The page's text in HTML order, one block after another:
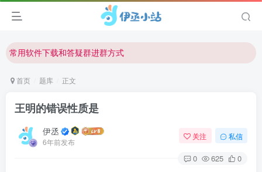
欢迎反馈网站中存在的问题和建议！
常用软件下载和答疑群进群方式
欢迎访问伊丞小站！
首页 题库 正文
王明的错误性质是
伊丞
6年前发布
关注 私信
0 625 0